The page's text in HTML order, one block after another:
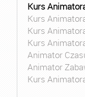
Kurs
Kurs
Kurs
Kurs
Animator
Animator
Kurs